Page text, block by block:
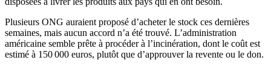
Plusieurs ONG auraient proposé d’acheter le stock ces dernières
semaines, mais aucun accord n’a été trouvé. L’administration
américaine semble prête à procéder à l’incinération, dont le coût est
estimé à 150 000 euros, plutôt que d’approuver la revente ou le don.